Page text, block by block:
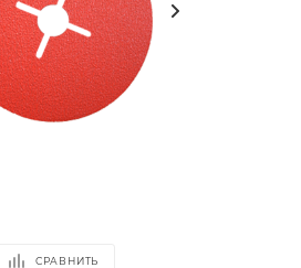
СРАВНИТЬ